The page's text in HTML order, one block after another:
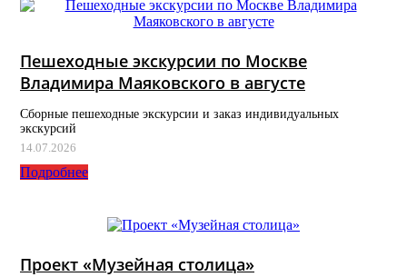
Пешеходные экскурсии по Москве
Владимира Маяковского в августе
Сборные пешеходные экскурсии и заказ индивидуальных
экскурсий
14.07.2026
Подробнее
Проект «Музейная столица»